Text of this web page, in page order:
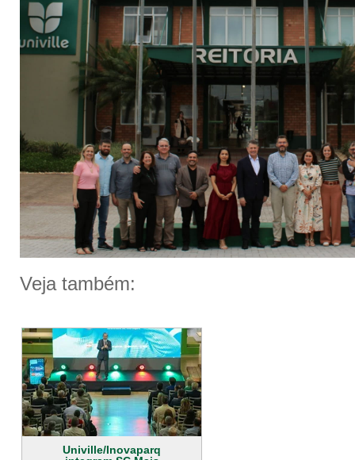
Veja também:
Univille/Inovaparq